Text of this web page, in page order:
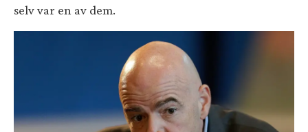
selv var en av dem.